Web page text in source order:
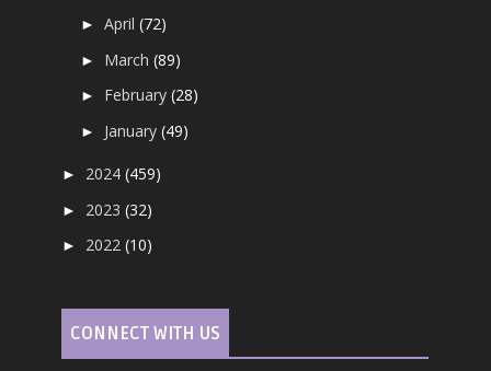
►April(72)
► March(89)
► February(28)
► January(49)
► 2024(459)
► 2023(32)
► 2022(10)
CONNECT WITH US